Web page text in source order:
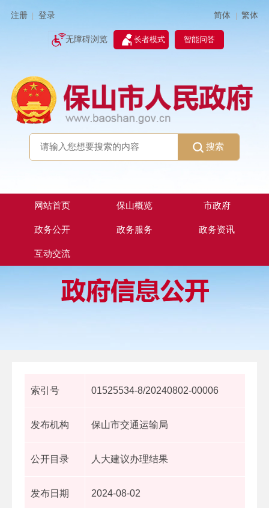
注册 登录 简体 | 繁体
无障碍浏览 长者模式 智能问答
搜索
网站首页 保山概览 市政府
政务公开 政务服务 政务资讯
互动交流
索引号 01525534-8/20240802-00006
发布机构 保山市交通运输局
公开目录 人大建议办理结果
发布日期 2024-08-02